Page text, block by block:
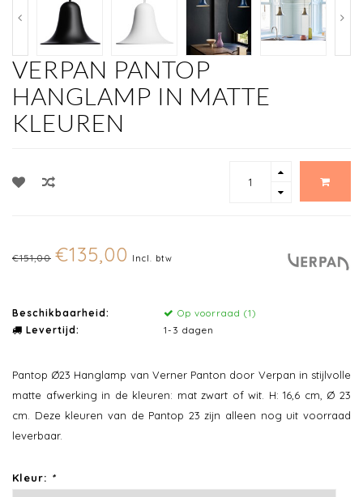
VERPAN PANTOP
HANGLAMP IN MATTE
KLEUREN
€151,00 €135,00 Incl. btw
Beschikbaarheid:
Op voorraad (1)
Levertijd:
1-3 dagen
Pantop Ø23 Hanglamp van Verner Panton door Verpan in stijlvolle
matte afwerking in de kleuren: mat zwart of wit. H: 16,6 cm, Ø 23
cm. Deze kleuren van de Pantop 23 zijn alleen nog uit voorraad
leverbaar.
Kleur: *